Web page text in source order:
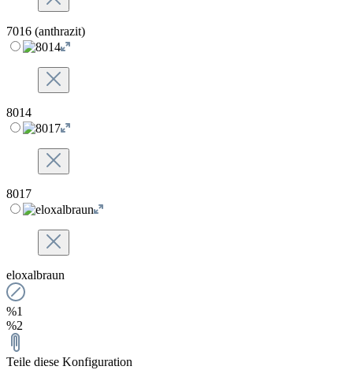
7016 (anthrazit)
8014
8017
eloxalbraun
%1
%2
Teile diese Konfiguration